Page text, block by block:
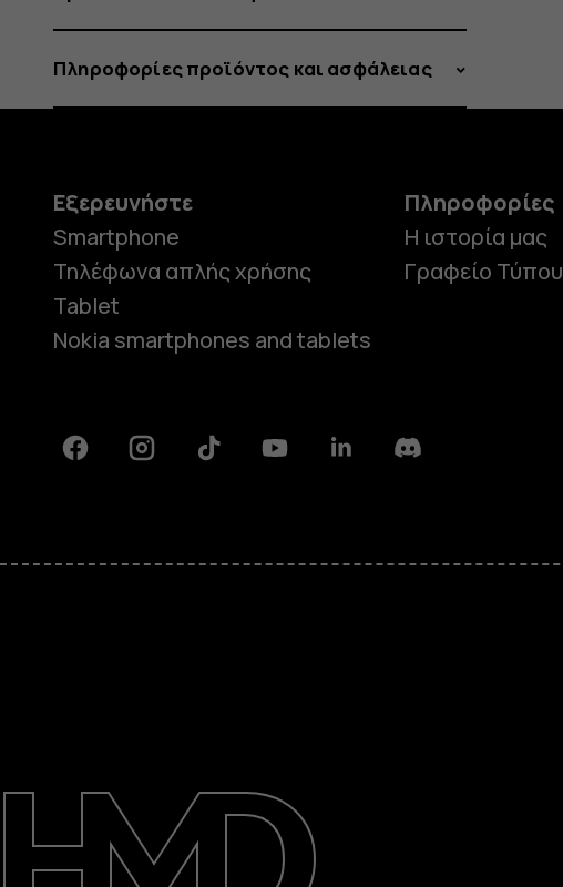
Υποστήριξη
Greece
Πληροφορίες προϊόντος και ασφάλειας
Εξερευνήστε
Smartphone
Τηλέφωνα απλής χρήσης
Tablet
Nokia smartphones and tablets
Πληροφορίες
Η ιστορία μας
Γραφείο Τύπου
FacebookInstagramTiktok YoutubeLinkedinDiscord